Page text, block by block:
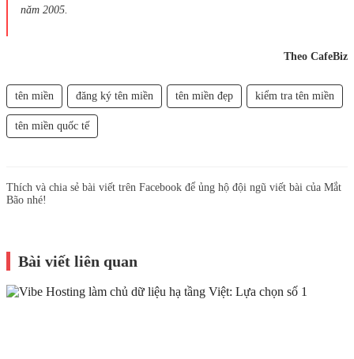
năm 2005.
Theo CafeBiz
tên miền đăng ký tên miền tên miền đẹp kiểm tra tên miền
tên miền quốc tế
Thích và chia sẻ bài viết trên Facebook để ủng hộ đội ngũ viết bài của Mắt
Bão nhé!
Bài viết liên quan